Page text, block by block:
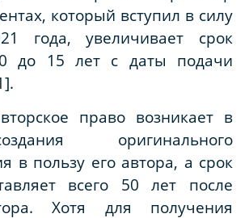
который вступил в силу
года, увеличивает срок
до 15 лет с даты подачи
право возникает в
оригинального
в пользу его автора, а срок
всего 50 лет после
Хотя для получения